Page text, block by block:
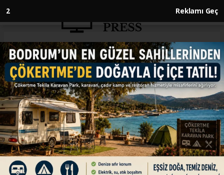
1 Reklamı Geç
Anasayfa ENGLISH
Turkish Airlines says Boeing jet
purchase talks ongoing, no deal
yet
ENGLISH
20.09.2025 - 10:48, Güncelleme: 20.09.2025 - 10:48
Communications Senior Vice President Yahya